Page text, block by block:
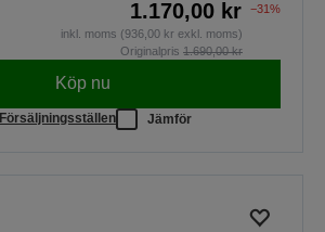
1.170,00 kr
−31%
inkl. moms (936,00 kr exkl. moms)
Originalpris 1.690,00 kr
Köp nu
Försäljningsställen Jämför